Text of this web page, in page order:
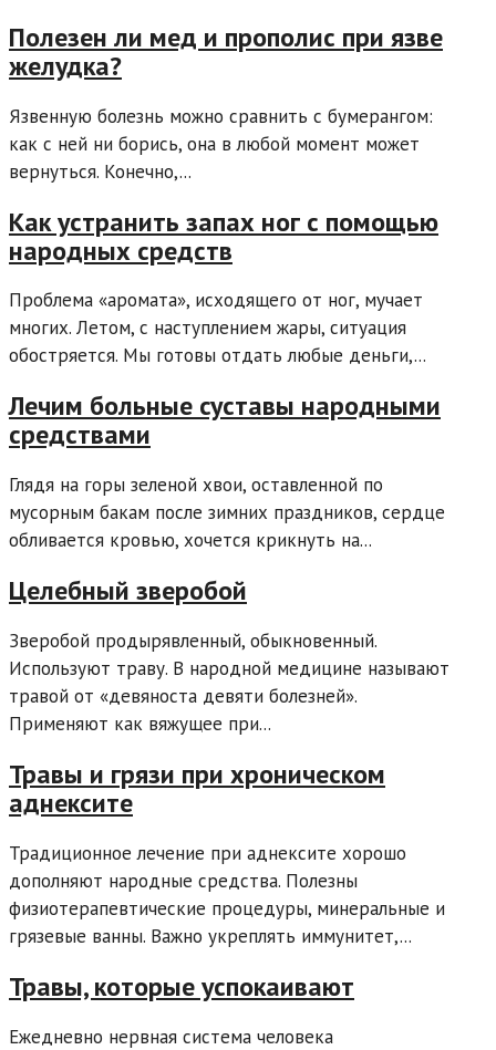
Полезен ли мед и прополис при язве
желудка?
Язвенную болезнь можно сравнить с бумерангом:
как с ней ни борись, она в любой момент может
вернуться. Конечно,...
Как устранить запах ног с помощью
народных средств
Проблема «аромата», исходящего от ног, мучает
многих. Летом, с наступлением жары, ситуация
обостряется. Мы готовы отдать любые деньги,...
Лечим больные суставы народными
средствами
Глядя на горы зеленой хвои, оставленной по
мусорным бакам после зимних праздников, сердце
обливается кровью, хочется крикнуть на...
Целебный зверобой
Зверобой продырявленный, обыкновенный.
Используют траву. В народной медицине называют
травой от «девяноста девяти болезней».
Применяют как вяжущее при...
Травы и грязи при хроническом
аднексите
Традиционное лечение при аднексите хорошо
дополняют народные средства. Полезны
физиотерапевтические процедуры, минеральные и
грязевые ванны. Важно укреплять иммунитет,...
Травы, которые успокаивают
Ежедневно нервная система человека